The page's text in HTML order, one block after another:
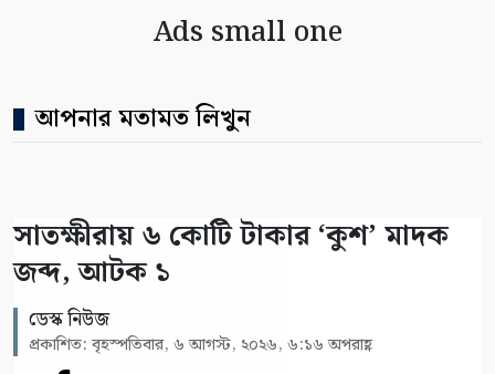
Ads small one
আপনার মতামত লিখুন
সাতক্ষীরায় ৬ কোটি টাকার ‘কুশ’ মাদক
জব্দ, আটক ১
ডেস্ক নিউজ
প্রকাশিত: বৃহস্পতিবার, ৬ আগস্ট, ২০২৬, ৬:১৬ অপরাহ্ণ